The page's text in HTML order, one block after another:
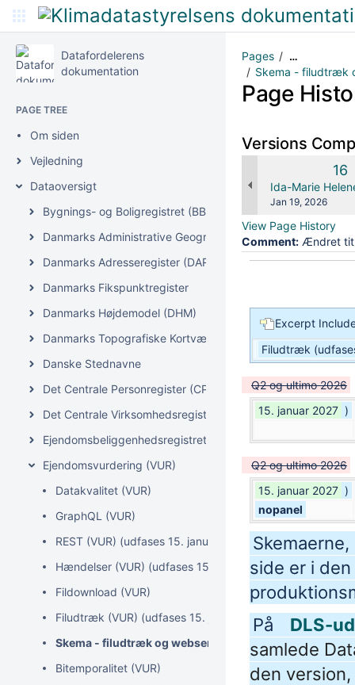
Datafordelerens
dokumentation
PAGE TREE
Om siden
Vejledning
Dataoversigt
Bygnings- og Boligregistret (BBR)
Danmarks Administrative Geografiske Inddeling (DAGI)
Danmarks Adresseregister (DAR)
Danmarks Fikspunktregister
Danmarks Højdemodel (DHM)
Danmarks Topografiske Kortværk (DTK)
Danske Stednavne
Det Centrale Personregister (CPR)
Det Centrale Virksomhedsregister (CVR)
Ejendomsbeliggenhedsregistret (EBR)
Ejendomsvurdering (VUR)
Datakvalitet (VUR)
GraphQL (VUR)
REST (VUR) (udfases 15. januar 2027)
Hændelser (VUR) (udfases 15. januar 2027)
Fildownload (VUR)
Filudtræk (VUR) (udfases 15. januar 2027)
Skema - filudtræk og webservices (VUR) (udfases 15.
Bitemporalitet (VUR)
Pages …
Skema - filudtræk
Page
Versions
Old
16
Ida-Marie
Saved
Jan 19, 2026
View Page History
Comment: Ændret
Excerpt
Filudtræk
Q2 og ultimo 2026
15. januar 2027 )
Q2 og ultimo 2026
15. januar 2027 )
nopanel
side er i
På
DLS-
samlede
den